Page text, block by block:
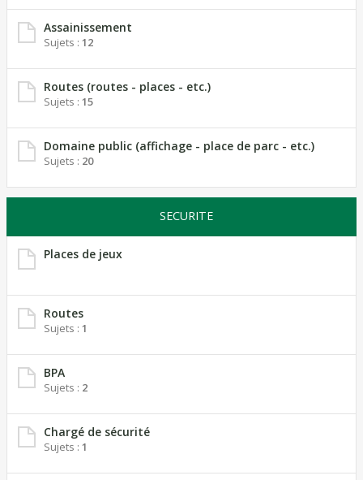
Assainissement
Sujets : 12
Routes (routes - places - etc.)
Sujets : 15
Domaine public (affichage - place de parc - etc.)
Sujets : 20
SECURITE
Places de jeux
Routes
Sujets : 1
BPA
Sujets : 2
Chargé de sécurité
Sujets : 1